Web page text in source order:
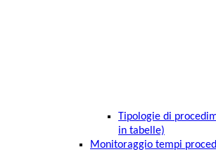
Tipologie di
in tabelle)
Monitoraggio tempi